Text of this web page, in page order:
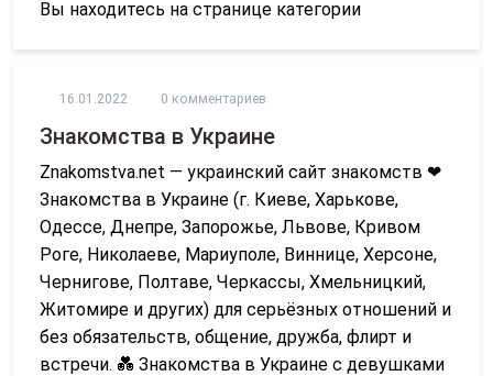
Вы находитесь на странице категории
16.01.2022 0 комментариев
Знакомства в Украине
Znakomstva.net — украинский сайт знакомств ❤
Знакомства в Украине (г. Киеве, Харькове,
Одессе, Днепре, Запорожье, Львове, Кривом
Роге, Николаеве, Мариуполе, Виннице, Херсоне,
Чернигове, Полтаве, Черкассы, Хмельницкий,
Житомире и других) для серьёзных отношений и
без обязательств, общение, дружба, флирт и
встречи. 💑 Знакомства в Украине с девушками